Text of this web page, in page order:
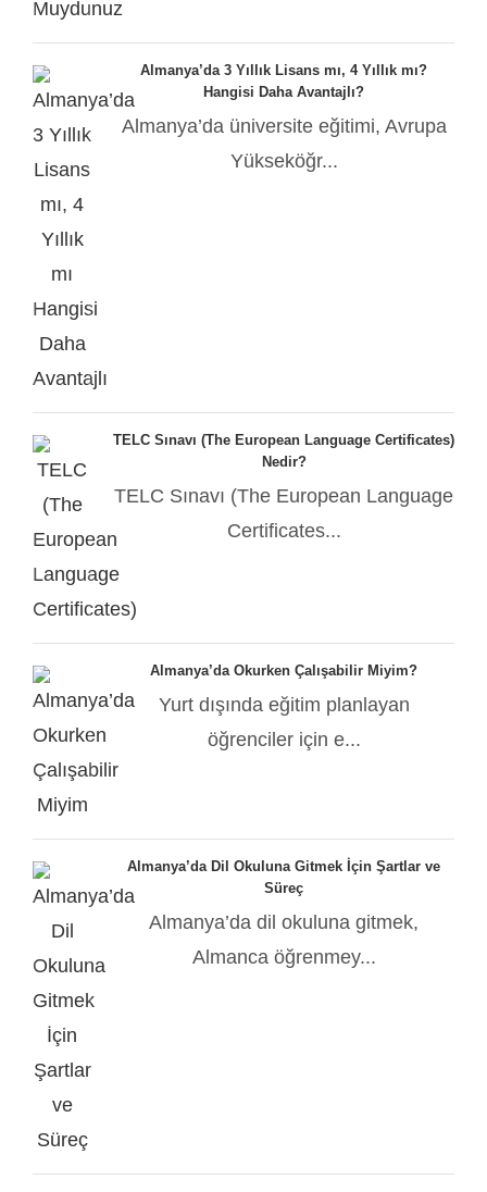
Almanya’da 3 Yıllık Lisans mı, 4 Yıllık mı?
Hangisi Daha Avantajlı?
Almanya’da üniversite eğitimi, Avrupa
Yükseköğr...
TELC Sınavı (The European Language Certificates)
Nedir?
TELC Sınavı (The European Language
Certificates...
Almanya’da Okurken Çalışabilir Miyim?
Yurt dışında eğitim planlayan
öğrenciler için e...
Almanya’da Dil Okuluna Gitmek İçin Şartlar ve
Süreç
Almanya’da dil okuluna gitmek,
Almanca öğrenmey...